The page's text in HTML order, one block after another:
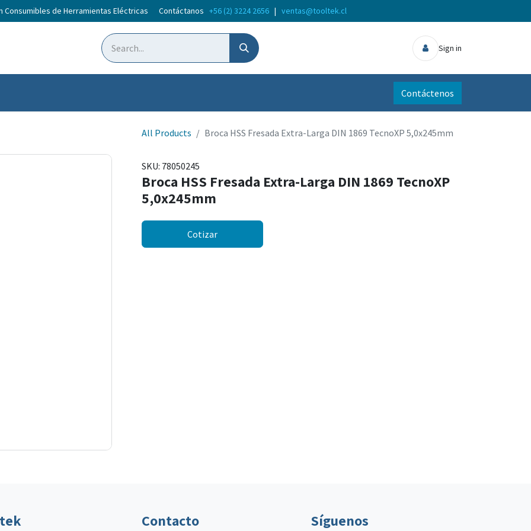
Consumibles de Herramientas Eléctricas Contáctanos +56 (2) 3224 2656 | ventas@tooltek.cl
Sign in
Contáctenos
All Products Broca HSS Fresada Extra-Larga DIN 1869 TecnoXP 5,0x245mm
SKU: 78050245
Broca HSS Fresada Extra-Larga DIN 1869 TecnoXP
5,0x245mm
Cotizar
Contacto Síguenos